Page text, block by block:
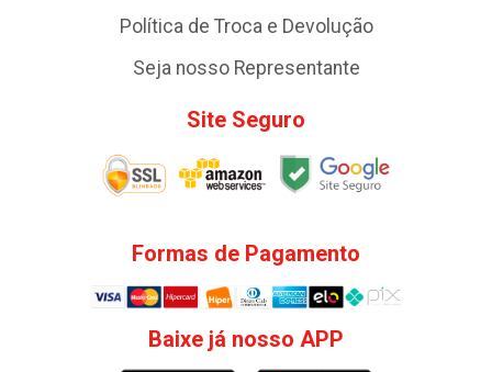
Política de Troca e Devolução
Seja nosso Representante
Site Seguro
Formas de Pagamento
Baixe já nosso APP